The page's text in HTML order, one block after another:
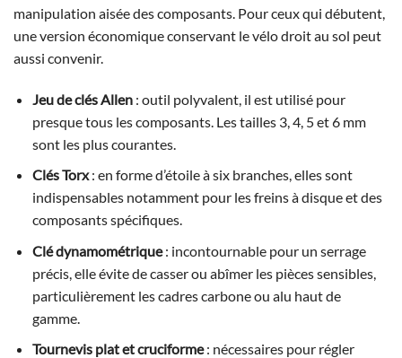
manipulation aisée des composants. Pour ceux qui débutent,
une version économique conservant le vélo droit au sol peut
aussi convenir.
Jeu de clés Allen: outil polyvalent, il est utilisé pour
presque tous les composants. Les tailles 3, 4, 5 et 6 mm
sont les plus courantes.
Clés Torx: en forme d’étoile à six branches, elles sont
indispensables notamment pour les freins à disque et des
composants spécifiques.
Clé dynamométrique: incontournable pour un serrage
précis, elle évite de casser ou abîmer les pièces sensibles,
particulièrement les cadres carbone ou alu haut de
gamme.
Tournevis plat et cruciforme: nécessaires pour régler